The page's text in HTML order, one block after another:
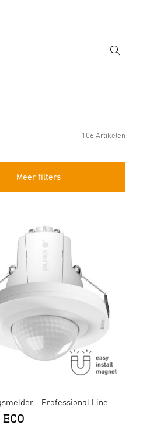
Zoek
106 Artikelen
Meer filters
- Professional Line